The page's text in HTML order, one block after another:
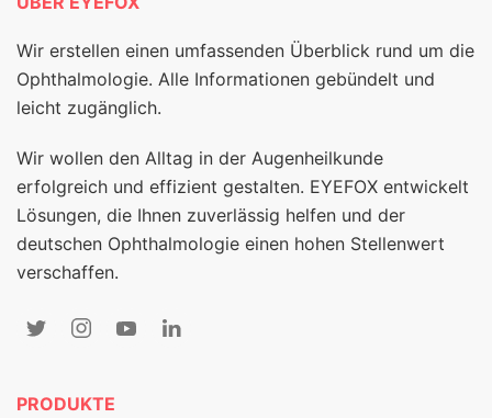
Wir erstellen einen umfassenden Überblick rund um die
Ophthalmologie. Alle Informationen gebündelt und
leicht zugänglich.
Wir wollen den Alltag in der Augenheilkunde
erfolgreich und effizient gestalten. EYEFOX entwickelt
Lösungen, die Ihnen zuverlässig helfen und der
deutschen Ophthalmologie einen hohen Stellenwert
verschaffen.
PRODUKTE